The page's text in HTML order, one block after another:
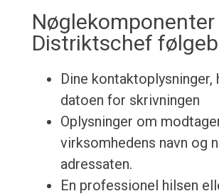
Distriktschef
Dine kontaktoplysninger,
datoen for skrivningen
Oplysninger om
virksomhedens navn og
adressaten.
En professionel hilsen